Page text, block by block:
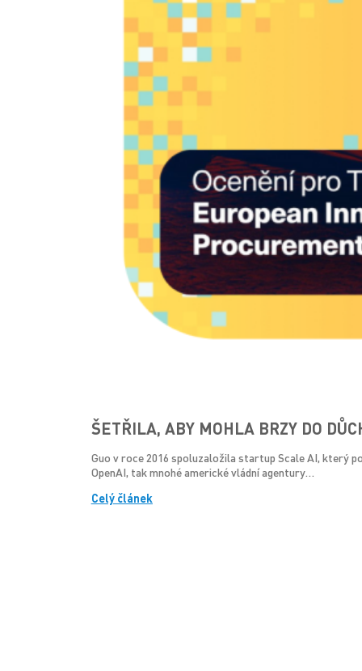
ŠETŘILA, ABY MOHLA BRZY DO
Guo v roce 2016 spoluzaložila startup Scale AI, který
OpenAI, tak mnohé americké vládní agentury…
Celý článek